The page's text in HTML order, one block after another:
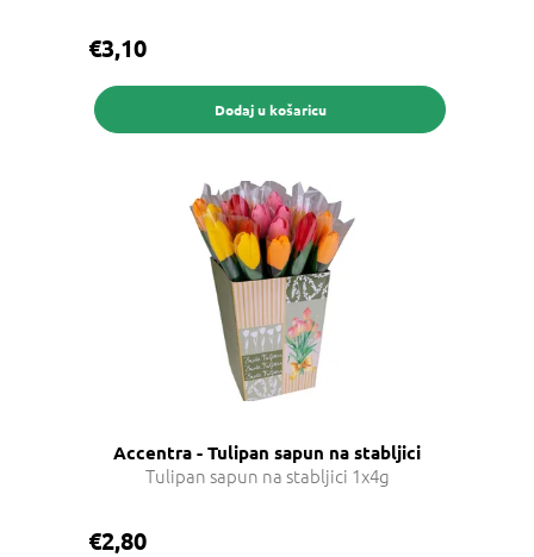
€3,10
Dodaj u košaricu
Accentra - Tulipan sapun na stabljici
Tulipan sapun na stabljici 1x4g
€2,80